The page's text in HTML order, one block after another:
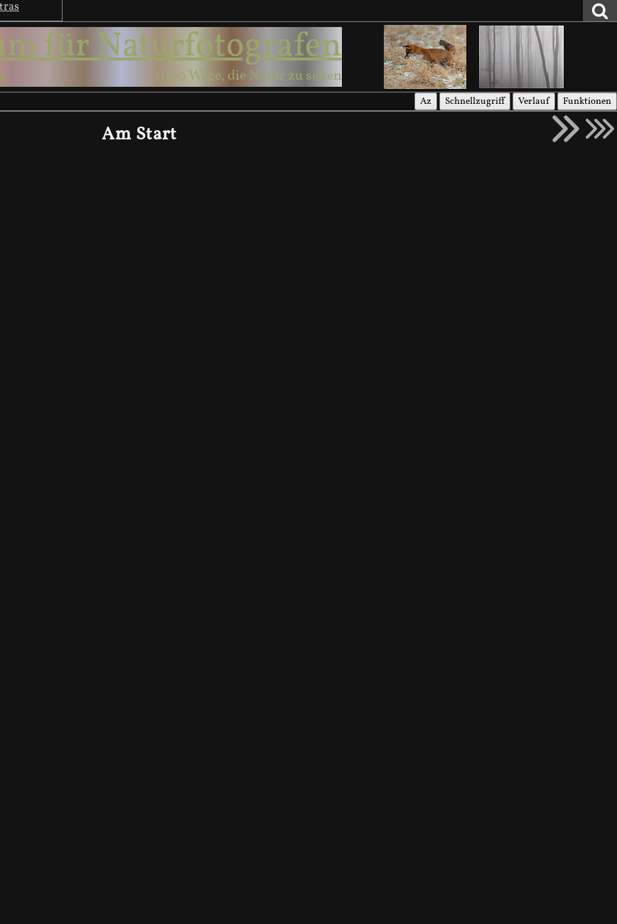
für Naturfotografen
1000 Wege, die Natur zu sehen
Az Schnellzugriff Verlauf Funktionen
Am Start